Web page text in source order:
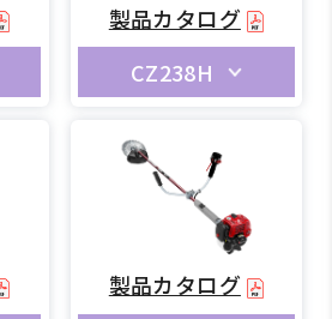
製品カタログ
CZ238H
製品カタログ